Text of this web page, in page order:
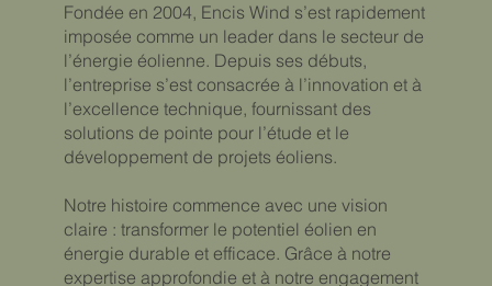
Fondée en 2004, Encis Wind s’est rapidement
imposée comme un leader dans le secteur de
l’énergie éolienne. Depuis ses débuts,
l’entreprise s’est consacrée à l’innovation et à
l’excellence technique, fournissant des
solutions de pointe pour l’étude et le
développement de projets éoliens.
Notre histoire commence avec une vision
claire : transformer le potentiel éolien en
énergie durable et efficace. Grâce à notre
expertise approfondie et à notre engagement